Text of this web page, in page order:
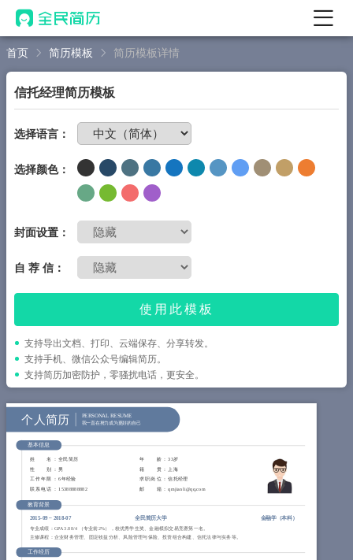
首页
AI 简历工具
AI 优化简历
AI 翻译简历
AI 诊断简历
AI 模拟面试
面试自我介绍
简历教程
登录 / 注册
首页 简历模板 简历模板详情
信托经理简历模板
选择语言：
选择颜色：
封面设置：
自 荐 信：
使用此模板
支持导出文档、打印、云端保存、分享转发。
支持手机、微信公众号编辑简历。
支持简历加密防护，零骚扰电话，更安全。
个人简历 PERSONAL RESUME
我一直在努力成为更好的自己
基本信息
姓 名 ： 全民简历 年 龄 ： 33岁
性 别 ： 男 籍 贯 ： 上海
工作年限 ： 6年经验 求职岗位 ： 信托经理
联系电话 ： 15388888882 邮 箱 ： qmjianli@qq.com
教育背景
2015-09~2018-07 全民简历大学 金融学（本科）
专业成绩：GPA 3.88/4 （专业前2%），校优秀学生奖、金融模拟交易竞赛第一名。
主修课程：企业财务管理、固定收益分析、风险管理与保险、投资组合构建、信托法律与实务等。
工作经历